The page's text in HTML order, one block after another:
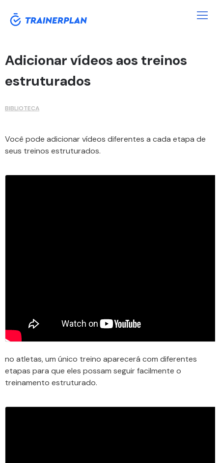
Adicionar vídeos aos treinos
estruturados
BIBLIOTECA
Você pode adicionar vídeos diferentes a cada etapa de
seus treinos estruturados.
no atletas, um único treino aparecerá com diferentes
etapas para que eles possam seguir facilmente o
treinamento estruturado.